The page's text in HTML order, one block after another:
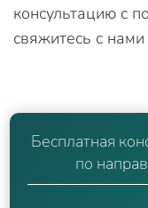
консультацию с
свяжитесь с
Бесплатная
по